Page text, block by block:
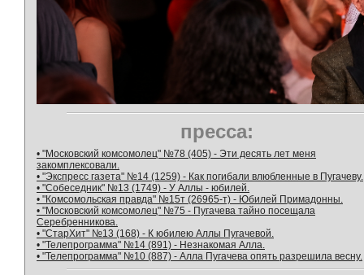
пресса:
• "Московский комсомолец" №78 (405) - Эти десять лет меня
закомплексовали.
• "Экспресс газета" №14 (1259) - Как погибали влюбленные в Пугачеву.
• "Собеседник" №13 (1749) - У Аллы - юбилей.
• "Комсомольская правда" №15т (26965-т) - Юбилей Примадонны.
• "Московский комсомолец" №75 - Пугачева тайно посещала
Серебренникова.
• "СтарХит" №13 (168) - К юбилею Аллы Пугачевой.
• "Телепрограмма" №14 (891) - Незнакомая Алла.
• "Телепрограмма" №10 (887) - Алла Пугачева опять разрешила весну.